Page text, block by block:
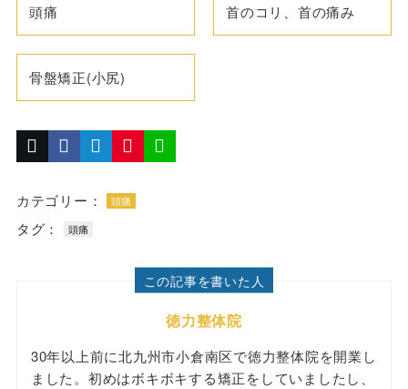
頭痛 首のコリ、首の痛み
骨盤矯正(小尻)
カテゴリー： 頭痛
タグ： 頭痛
この記事を書いた人
徳力整体院
30年以上前に北九州市小倉南区で徳力整体院を開業し
ました。初めはボキボキする矯正をしていましたし、